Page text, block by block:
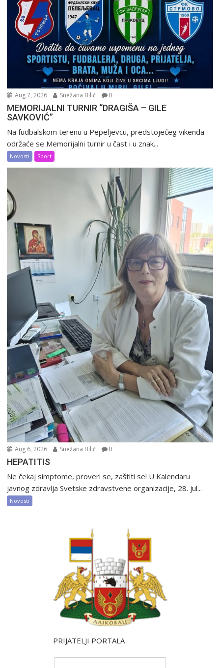
Aug 7, 2026 Snežana Bilić 0
MEMORIJALNI TURNIR “DRAGIŠA – GILE
SAVKOVIĆ”
Na fudbalskom terenu u Pepeljevcu, predstojećeg vikenda
održaće se Memorijalni turnir u čast i u znak...
Novosti Sport
Aug 6, 2026 Snežana Bilić 0
HEPATITIS
Ne čekaj simptome, proveri se, zaštiti se! U Kalendaru
javnog zdravlja Svetske zdravstvene organizacije, 28. jul...
Novosti
PRIJATELJI PORTALA